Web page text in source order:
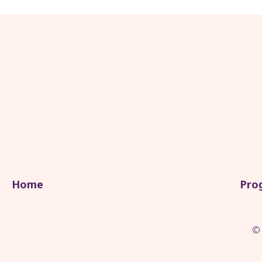
Home
©